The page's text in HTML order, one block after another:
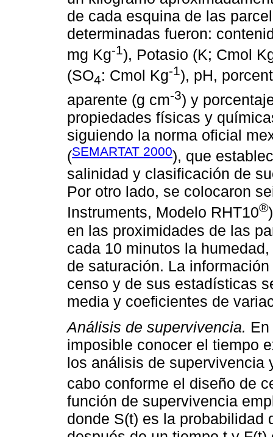
de cada esquina de las
determinadas fueron:
mg Kg-1), Potasio (K; Cmol
(SO4: Cmol Kg-1), pH,
aparente (g cm-3) y
propiedades físicas y
siguiendo la norma oficial
(SEMARTAT 2000), que
salinidad y clasificación de
Por otro lado, se colocaron
Instruments, Modelo RHT10®
en las proximidades de las
cada 10 minutos la
de saturación. La
censo y de sus estadísticas
media y coeficientes de
Análisis de supervivencia.
imposible conocer el tiempo
los análisis de supervivencia
cabo conforme el diseño de
función de supervivencia
donde S(t) es la probabilidad